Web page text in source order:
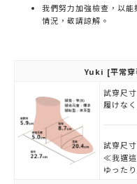
我們努力加強檢查，以
情況，敬請諒解。
Yuki [平常
試穿尺
履けな
試穿尺
≪我選
ゆった